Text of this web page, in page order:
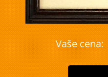
Vaše cena: